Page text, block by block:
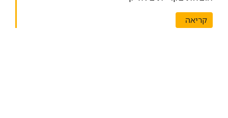
קריאה